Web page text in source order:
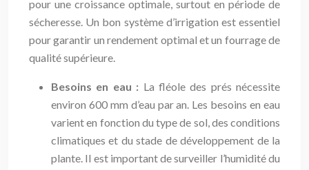
pour une croissance optimale, surtout en période de
sécheresse. Un bon système d’irrigation est essentiel
pour garantir un rendement optimal et un fourrage de
qualité supérieure.
Besoins en eau : La fléole des prés nécessite
environ 600 mm d’eau par an. Les besoins en eau
varient en fonction du type de sol, des conditions
climatiques et du stade de développement de la
plante. Il est important de surveiller l’humidité du